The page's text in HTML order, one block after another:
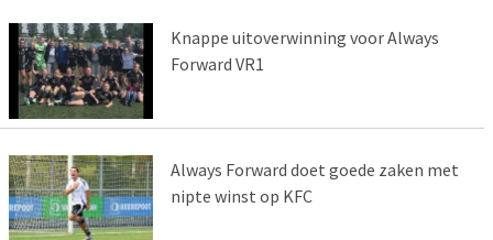
Knappe uitoverwinning voor Always
Forward VR1
Always Forward doet goede zaken met
nipte winst op KFC